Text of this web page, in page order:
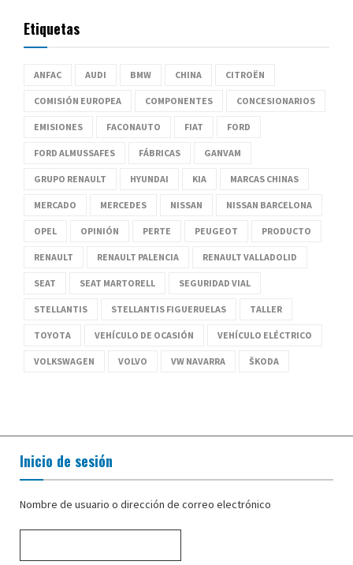
Etiquetas
ANFAC AUDI BMW CHINA CITROËN
COMISIÓN EUROPEA COMPONENTES CONCESIONARIOS
EMISIONES FACONAUTO FIAT FORD
FORD ALMUSSAFES FÁBRICAS GANVAM
GRUPO RENAULT HYUNDAI KIA MARCAS CHINAS
MERCADO MERCEDES NISSAN NISSAN BARCELONA
OPEL OPINIÓN PERTE PEUGEOT PRODUCTO
RENAULT RENAULT PALENCIA RENAULT VALLADOLID
SEAT SEAT MARTORELL SEGURIDAD VIAL
STELLANTIS STELLANTIS FIGUERUELAS TALLER
TOYOTA VEHÍCULO DE OCASIÓN VEHÍCULO ELÉCTRICO
VOLKSWAGEN VOLVO VW NAVARRA ŠKODA
Inicio de sesión
Nombre de usuario o dirección de correo electrónico